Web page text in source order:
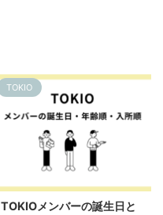
TOKIO
TOKIOメンバーの誕生日と